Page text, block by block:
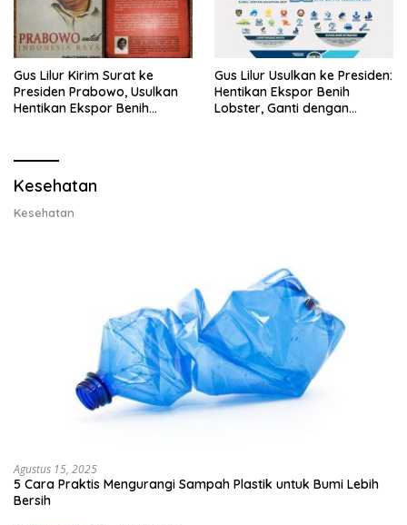
Gus Lilur Kirim Surat ke
Presiden Prabowo, Usulkan
Hentikan Ekspor Benih
Gus Lilur Usulkan ke Presiden:
Hentikan Ekspor Benih
Lobster, Ganti dengan
Kesehatan
Kesehatan
Agustus 15, 2025
5 Cara Praktis Mengurangi Sampah Plastik untuk Bumi Lebih
Bersih